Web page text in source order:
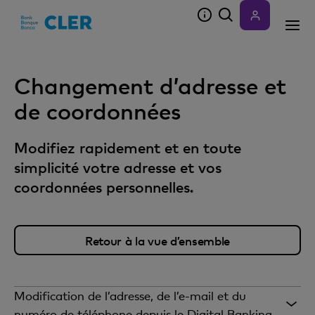
Changement d’adresse et
de coordonnées
Modifiez rapidement et en toute
simplicité votre adresse et vos
coordonnées personnelles.
Retour à la vue d’ensemble
Modification de l’adresse, de l’e-mail et du